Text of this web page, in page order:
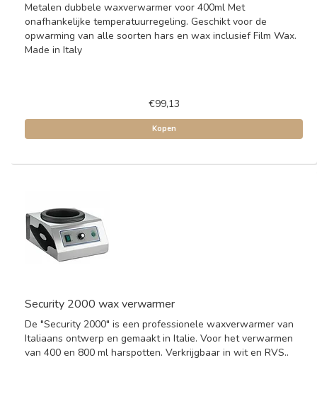
Metalen dubbele waxverwarmer voor 400ml Met
onafhankelijke temperatuurregeling. Geschikt voor de
opwarming van alle soorten hars en wax inclusief Film Wax.
Made in Italy
€99,13
Kopen
Security 2000 wax verwarmer
De "Security 2000" is een professionele waxverwarmer van
Italiaans ontwerp en gemaakt in Italie. Voor het verwarmen
van 400 en 800 ml harspotten. Verkrijgbaar in wit en RVS..